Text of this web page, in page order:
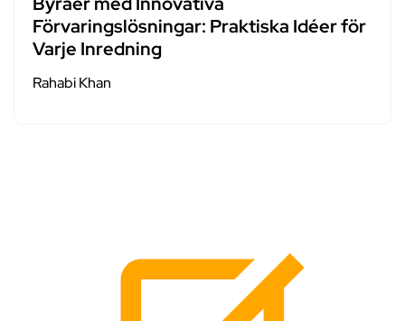
Förvaringslösningar: Praktiska Idéer för
Varje Inredning
Rahabi Khan